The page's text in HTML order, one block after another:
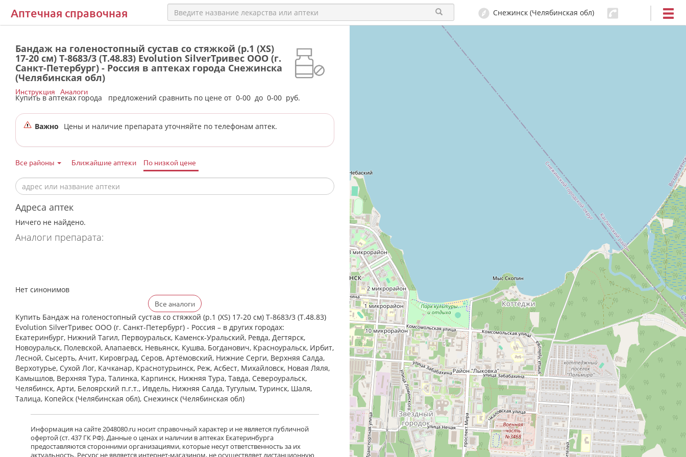
Аптечная справочная Снежинск (Челябинская обл)
Бандаж на голеностопный сустав со стяжкой (р.1 (XS)
17-20 см) Т-8683/3 (Т.48.83) Evolution SilverТривес ООО (г.
Санкт-Петербург) - Россия в аптеках города Снежинска
(Челябинская обл)
Купить в аптеках города предложений сравнить по цене от 0-00 до 0-00 руб.
Инструкция Аналоги
Важно Цены и наличие препарата уточняйте по телефонам аптек.
Все районы Ближайшие аптеки По низкой цене
Адреса аптек
Ничего не найдено.
Аналоги препарата:
Нет синонимов
Все аналоги
Купить Бандаж на голеностопный сустав со стяжкой (р.1 (XS) 17-20 см) Т-8683/3 (Т.48.83)
Evolution SilverТривес ООО (г. Санкт-Петербург) - Россия – в других городах:
Екатеринбург, Нижний Тагил, Первоуральск, Каменск-Уральский, Ревда, Дегтярск,
Новоуральск, Полевской, Алапаевск, Невьянск, Кушва, Богданович, Красноуральск, Ирбит,
Лесной, Сысерть, Ачит, Кировград, Серов, Артёмовский, Нижние Cерги, Верхняя Салда,
Верхотурье, Сухой Лог, Качканар, Краснотурьинск, Реж, Асбест, Михайловск, Новая Ляля,
Камышлов, Верхняя Тура, Талинка, Карпинск, Нижняя Тура, Тавда, Североуральск,
Челябинск, Арти, Белоярский п.г.т., Ивдель, Нижняя Салда, Тугулым, Туринск, Шаля,
Талица, Копейск (Челябинская обл), Снежинск (Челябинская обл)
Информация на сайте 2048080.ru носит справочный характер и не является публичной
офертой (ст. 437 ГК РФ). Данные о ценах и наличии в аптеках Екатеринбурга
предоставляются сторонними организациями, которые несут ответственность за их
актуальность. Ресурс не является интернет-магазином, не осуществляет дистанционную